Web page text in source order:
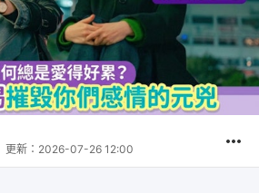
更新： 2026-07-26 12:00